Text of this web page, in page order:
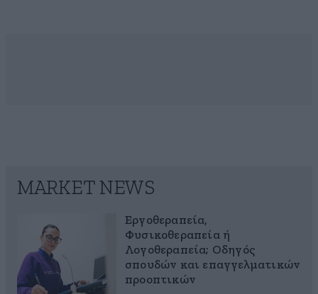
MARKET NEWS
Εργοθεραπεία,
Φυσικοθεραπεία ή
Λογοθεραπεία; Οδηγός
σπουδών και επαγγελματικών
προοπτικών